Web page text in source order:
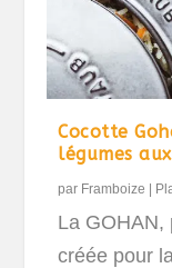
Cocotte
légumes
par Framboize |
La GOHAN,
créée pour